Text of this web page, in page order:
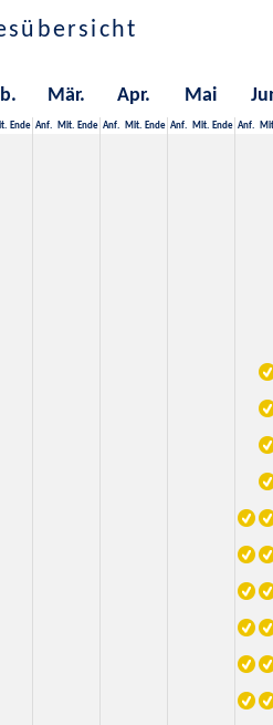
Mär. Apr. Mai
Ende Anf. Mit. Ende Anf. Mit. Ende Anf. Mit. Ende Anf. Mit.